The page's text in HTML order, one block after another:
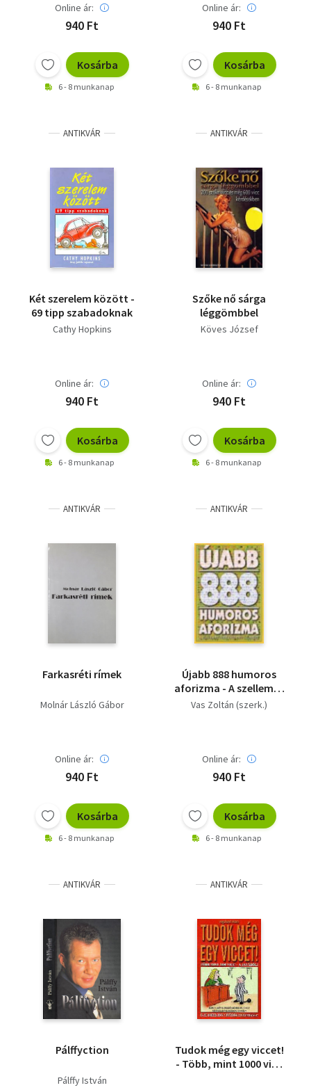
Online ár:
940 Ft
Kosárba
6 - 8 munkanap
Online ár:
940 Ft
Kosárba
6 - 8 munkanap
ANTIKVÁR
Két szerelem között -
69 tipp szabadoknak
Cathy Hopkins
Online ár:
940 Ft
Kosárba
6 - 8 munkanap
ANTIKVÁR
Szőke nő sárga
léggömbbel
Köves József
Online ár:
940 Ft
Kosárba
6 - 8 munkanap
ANTIKVÁR
Farkasréti rímek
Molnár László Gábor
Online ár:
940 Ft
Kosárba
6 - 8 munkanap
ANTIKVÁR
Újabb 888 humoros
aforizma - A szellemes
elme értelmező
Vas Zoltán (szerk.)
Online ár:
940 Ft
Kosárba
6 - 8 munkanap
ANTIKVÁR
Pálffyction
Pálffy István
ANTIKVÁR
Tudok még egy viccet!
- Több, mint 1000 vicc